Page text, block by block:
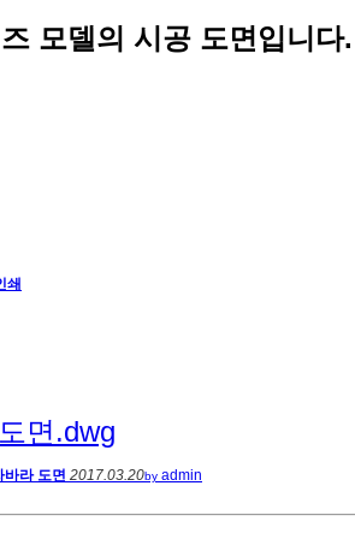
모델의 시공 도면입니다.
쇄
면.dwg
바라 도면 2017.03.20by admin